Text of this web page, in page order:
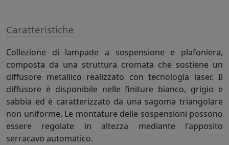
Caratteristiche
Collezione di lampade a sospensione e plafoniera,
composta da una struttura cromata che sostiene un
diffusore metallico realizzato con tecnologia laser. Il
diffusore è disponibile nelle finiture bianco, grigio e
sabbia ed è caratterizzato da una sagoma triangolare
non uniforme. Le montature delle sospensioni possono
essere regolate in altezza mediante l'apposito
serracavo automatico.